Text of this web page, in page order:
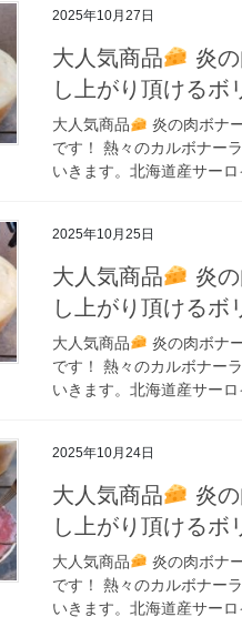
2025年10月27日
大人気商品
炎
し上がり頂けるボ
大人気商品
炎の肉ボナ
です！ 熱々のカルボナー
いきます。北海道産サー
2025年10月25日
大人気商品
炎
し上がり頂けるボ
大人気商品
炎の肉ボナ
です！ 熱々のカルボナー
いきます。北海道産サー
2025年10月24日
大人気商品
炎
し上がり頂けるボ
大人気商品
炎の肉ボナ
です！ 熱々のカルボナー
いきます。北海道産サー